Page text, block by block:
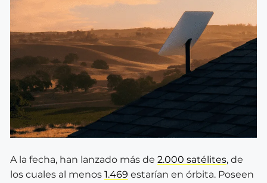
A la fecha, han lanzado más de 2.000 satélites, de
los cuales al menos 1.469 estarían en órbita. Poseen